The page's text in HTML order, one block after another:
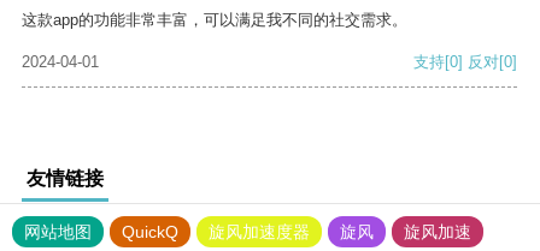
这款app的功能非常丰富，可以满足我不同的社交需求。
2024-04-01 支持[0] 反对[0]
友情链接
网站地图 QuickQ 旋风加速度器 旋风 旋风加速